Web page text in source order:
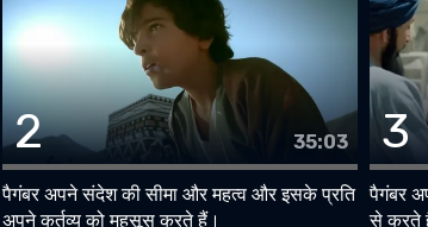
2 35:03
पैगंबर अपने संदेश की सीमा और महत्व और इसके प्रति
अपने कर्तव्य को महसूस करते हैं।
3
पैगंबर
से करते